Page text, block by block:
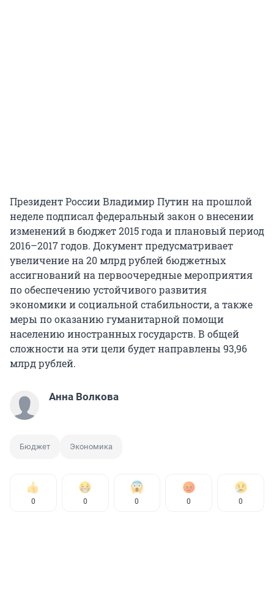
Президент России Владимир Путин на прошлой
неделе подписал федеральный закон о внесении
изменений в бюджет 2015 года и плановый период
2016–2017 годов. Документ предусматривает
увеличение на 20 млрд рублей бюджетных
ассигнований на первоочередные мероприятия
по обеспечению устойчивого развития
экономики и социальной стабильности, а также
меры по оказанию гуманитарной помощи
населению иностранных государств. В общей
сложности на эти цели будет направлены 93,96
млрд рублей.
Анна Волкова
Бюджет Экономика
0 0 0 0 0